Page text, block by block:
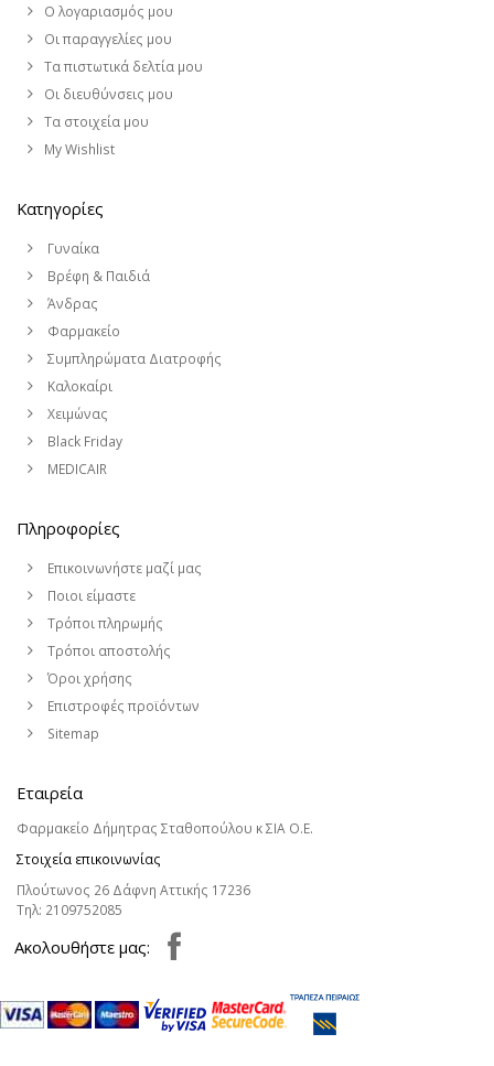
Ο λογαριασμός μου
Οι παραγγελίες μου
Τα πιστωτικά δελτία μου
Οι διευθύνσεις μου
Τα στοιχεία μου
My Wishlist
Κατηγορίες
Γυναίκα
Βρέφη & Παιδιά
Άνδρας
Φαρμακείο
Συμπληρώματα Διατροφής
Καλοκαίρι
Χειμώνας
Black Friday
MEDICAIR
Πληροφορίες
Επικοινωνήστε μαζί μας
Ποιοι είμαστε
Τρόποι πληρωμής
Τρόποι αποστολής
Όροι χρήσης
Επιστροφές προϊόντων
Sitemap
Εταιρεία
Φαρμακείο Δήμητρας Σταθοπούλου κ ΣΙΑ Ο.Ε.
Στοιχεία επικοινωνίας
Πλούτωνος 26 Δάφνη Αττικής 17236
Τηλ: 2109752085
Aκολουθήστε μας: